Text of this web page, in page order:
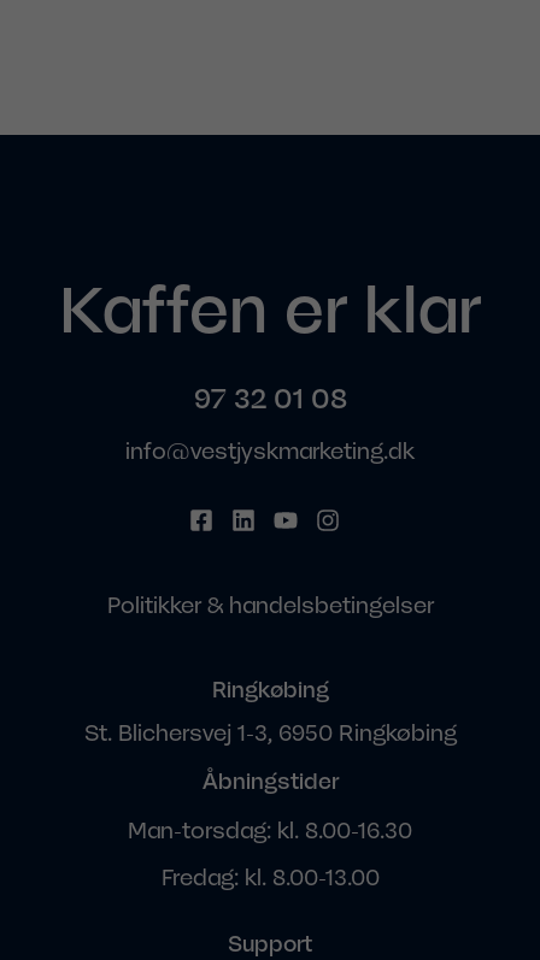
Kaffen er klar
97 32 01 08
info@vestjyskmarketing.dk
Politikker & handelsbetingelser
Ringkøbing
St. Blichersvej 1-3, 6950 Ringkøbing
Åbningstider
Man-torsdag: kl. 8.00-16.30
Fredag: kl. 8.00-13.00
Support